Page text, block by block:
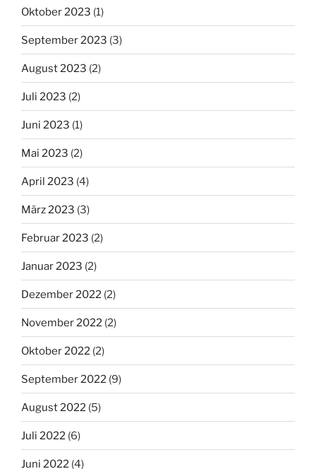
Oktober 2023 (1)
September 2023 (3)
August 2023 (2)
Juli 2023 (2)
Juni 2023 (1)
Mai 2023 (2)
April 2023 (4)
März 2023 (3)
Februar 2023 (2)
Januar 2023 (2)
Dezember 2022 (2)
November 2022 (2)
Oktober 2022 (2)
September 2022 (9)
August 2022 (5)
Juli 2022 (6)
Juni 2022 (4)